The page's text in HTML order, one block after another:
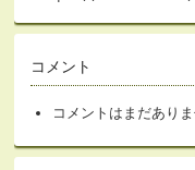
コメント
コメントはまだありま